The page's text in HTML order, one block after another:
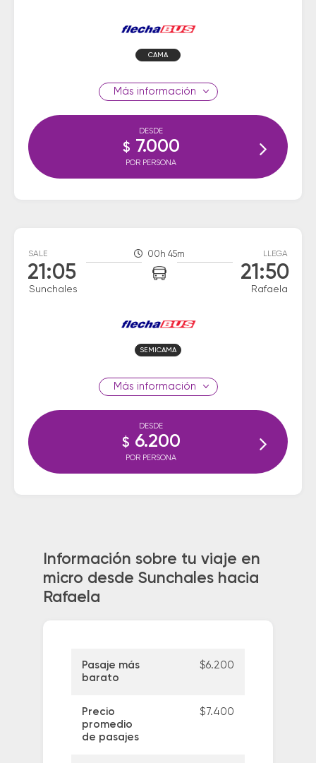
CAMA
información
DESDE
$ 7.000
POR PERSONA
SALE
21:05
Sunchales
00h 45m LLEGA
21:50
Rafaela
SEMICAMA
información
DESDE
$ 6.200
POR PERSONA
Información sobre tu viaje en
micro desde Sunchales hacia
Rafaela
Pasaje más
barato
$6.200
Precio
promedio
de pasajes
$7.400